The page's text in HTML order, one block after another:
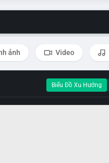
ảnh Video
Biểu Đồ Xu Hướng